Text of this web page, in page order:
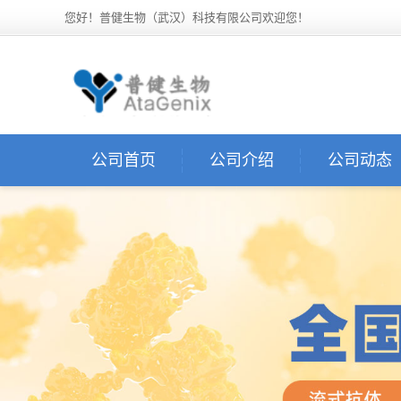
您好！普健生物（武汉）科技有限公司欢迎您！
公司首页 公司介绍 公司动态